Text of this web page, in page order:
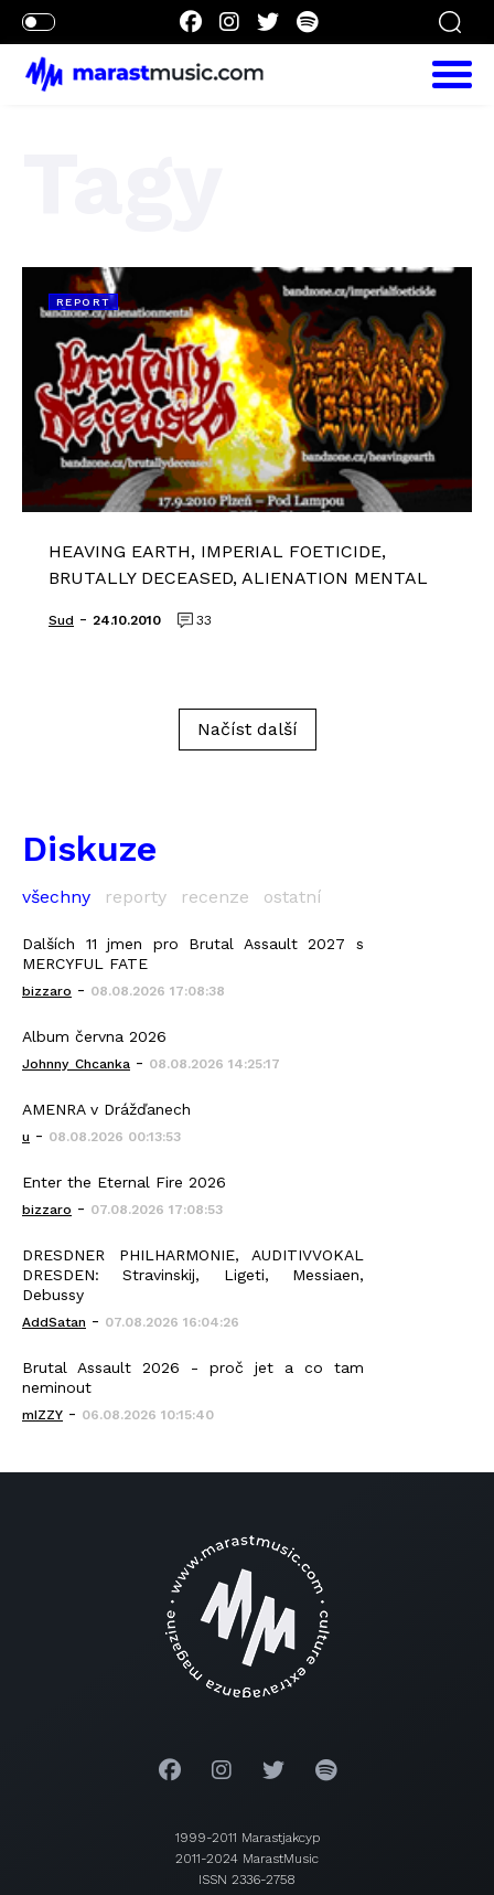
REPORT
HEAVING EARTH, IMPERIAL FOETICIDE,
BRUTALLY DECEASED, ALIENATION MENTAL
Sud - 24.10.2010 33
Načíst další
Diskuze
všechny reporty recenze ostatní
Dalších 11 jmen pro Brutal Assault 2027 s
MERCYFUL FATE
bizzaro - 08.08.2026 17:08:38
Album června 2026
Johnny_Chcanka - 08.08.2026 14:25:17
AMENRA v Drážďanech
u - 08.08.2026 00:13:53
Enter the Eternal Fire 2026
bizzaro - 07.08.2026 17:08:53
DRESDNER PHILHARMONIE, AUDITIVVOKAL
DRESDEN: Stravinskij, Ligeti, Messiaen,
Debussy
AddSatan - 07.08.2026 16:04:26
Brutal Assault 2026 - proč jet a co tam
neminout
mIZZY - 06.08.2026 10:15:40
1999-2011 Marastjakcyp
2011-2024 MarastMusic
ISSN 2336-2758